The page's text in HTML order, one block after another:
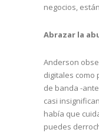
negocios,
Abrazar la
Anderson
digitales como
de banda -
casi
había que
puedes